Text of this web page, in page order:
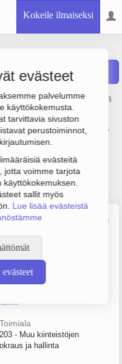
Kokeile ilmaiseksi
evästeet
palvelumme
käyttökokemusta.
tarvittavia sivuston
perustoiminnot,
evästeitä
jotta voimme tarjota
sallit myös
Lue lisää evästeistä
Raportit
000 €, tulos 93 000 € ja
on Muu kiinteistöjen
1978 ja sijainti Espoo.
Päättäjätiedot
Lähde: YTJ, PRH, Traficom
Henkilöstömäärä
Toimiala
- Muu kiinteistöjen
ja hallinta